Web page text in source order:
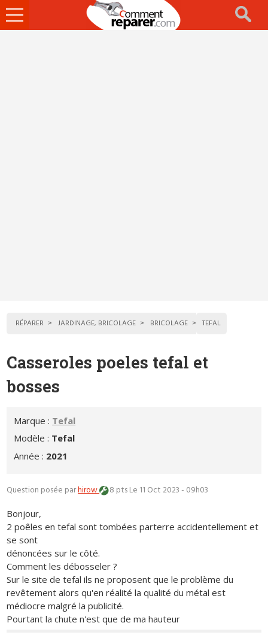
Ouvrir
le
RÉPARER JARDINAGE, BRICOLAGE BRICOLAGE TEFAL
Casseroles poeles tefal et
bosses
Marque : Tefal
Modèle : Tefal
Année : 2021
Question posée parhirow 8 ptsLe 11 Oct 2023 - 09h03
Bonjour,
2 poêles en tefal sont tombées parterre accidentellement et
se sont
dénoncées sur le côté.
Comment les débosseler ?
Sur le site de tefal ils ne proposent que le problème du
revêtement alors qu'en réalité la qualité du métal est
médiocre malgré la publicité.
Pourtant la chute n'est que de ma hauteur